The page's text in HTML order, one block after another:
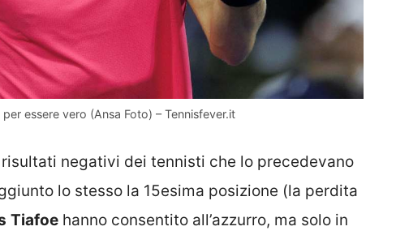
essere vero (Ansa Foto) – Tennisfever.it
negativi dei tennisti che lo precedevano
lo stesso la 15esima posizione (la perdita
Tiafoe hanno consentito all’azzurro, ma solo in